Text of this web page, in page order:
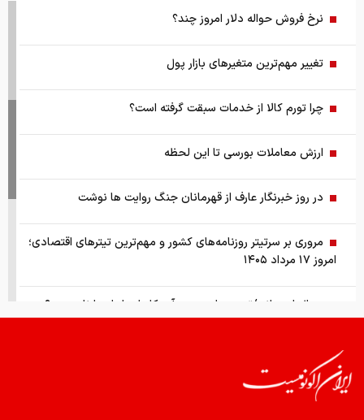
نرخ فروش حواله دلار امروز چند؟
تغییر مهم‌ترین متغیرهای بازار پول
چرا تورم کالا از خدمات سبقت گرفته است؟
ارزش معاملات بورسی تا این لحظه
در روز خبرنگار عارف از قهرمانان جنگ روایت ها نوشت
مروری بر سرتیتر روزنامه‌های کشور و مهم‌ترین تیترهای اقتصادی؛
امروز ۱۷ مرداد ۱۴۰۵
سوال امتحانی/تحریم‌های جدید آمریکا علیه ایران را نام ببرید؟
حذف با آخرین وزن‌کشی